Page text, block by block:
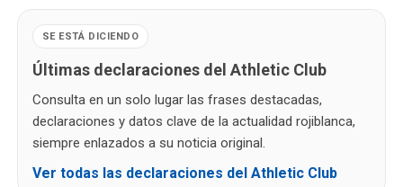
SE ESTÁ DICIENDO
Últimas declaraciones del Athletic Club
Consulta en un solo lugar las frases destacadas,
declaraciones y datos clave de la actualidad rojiblanca,
siempre enlazados a su noticia original.
Ver todas las declaraciones del Athletic Club